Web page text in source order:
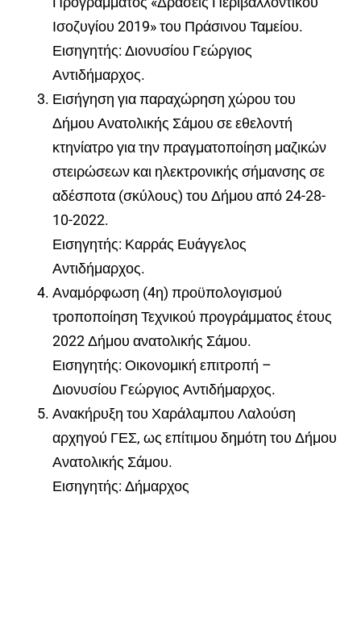
Ισοζυγίου 2019» του Πράσινου Ταμείου.
Εισηγητής: Διονυσίου Γεώργιος
Αντιδήμαρχος.
Εισήγηση για παραχώρηση χώρου του
Δήμου Ανατολικής Σάμου σε εθελοντή
κτηνίατρο για την πραγματοποίηση μαζικών
στειρώσεων και ηλεκτρονικής σήμανσης σε
αδέσποτα (σκύλους) του Δήμου από 24-28-
10-2022.
Εισηγητής: Καρράς Ευάγγελος
Αντιδήμαρχος.
Αναμόρφωση (4η) προϋπολογισμού
τροποποίηση Τεχνικού προγράμματος έτους
2022 Δήμου ανατολικής Σάμου.
Εισηγητής: Οικονομική επιτροπή –
Διονυσίου Γεώργιος Αντιδήμαρχος.
Ανακήρυξη του Χαράλαμπου Λαλούση
αρχηγού ΓΕΣ, ως επίτιμου δημότη του Δήμου
Ανατολικής Σάμου.
Εισηγητής: Δήμαρχος